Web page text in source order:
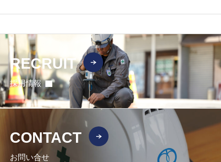
RECRUIT
採用情報
CONTACT
お問い合せ